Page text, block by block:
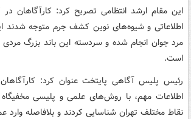
این مقام ارشد انتظامی تصریح کرد: کارآگاهان در
است.
رئیس پلیس آگاهی پایتخت عنوان کرد:
اطلاعات مهم، با روش‌های علمی و پلیسی مخفیگاه
نقاط مختلف تهران شناسایی کردند و بلافاصله وارد